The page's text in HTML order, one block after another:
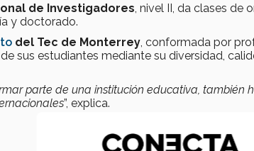
de Investigadores , nivel II, da clases de
y doctorado.
del Tec de Monterrey , conformada por
sus estudiantes mediante su diversidad,
parte de una institución educativa, también
”, explica.